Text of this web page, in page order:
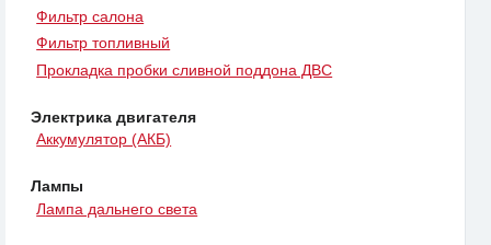
Фильтр салона
Фильтр топливный
Прокладка пробки сливной поддона ДВС
Электрика двигателя
Аккумулятор (АКБ)
Лампы
Лампа дальнего света